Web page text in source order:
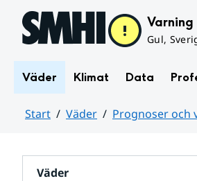
Hoppa till sidans innehåll Varning
Gul,
Väder Klimat Data
Start Väder Prognoser och
Väder